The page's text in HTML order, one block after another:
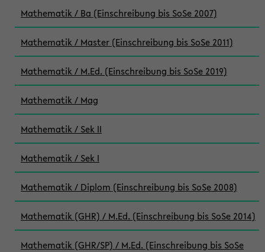
Mathematik / Ba (Einschreibung bis SoSe 2007)
Mathematik / Master (Einschreibung bis SoSe 2011)
Mathematik / M.Ed. (Einschreibung bis SoSe 2019)
Mathematik / Mag
Mathematik / Sek II
Mathematik / Sek I
Mathematik / Diplom (Einschreibung bis SoSe 2008)
Mathematik (GHR) / M.Ed. (Einschreibung bis SoSe 2014)
Mathematik (GHR/SP) / M.Ed. (Einschreibung bis SoSe